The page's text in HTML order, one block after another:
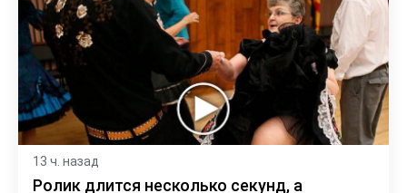
13 ч. назад
Ролик длится несколько секунд, а